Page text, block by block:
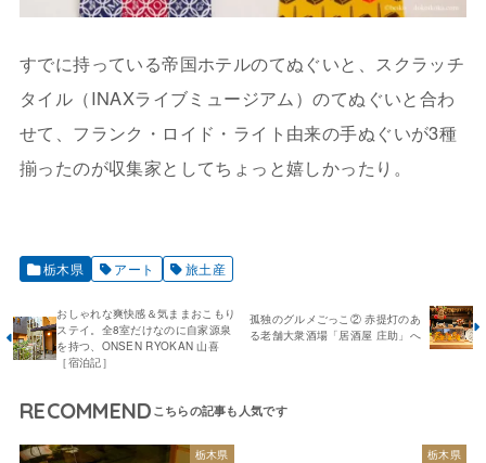
すでに持っている帝国ホテルのてぬぐいと、スクラッチ
タイル（INAXライブミュージアム）のてぬぐいと合わ
せて、フランク・ロイド・ライト由来の手ぬぐいが3種
揃ったのが収集家としてちょっと嬉しかったり。
栃木県 アート 旅土産
おしゃれな爽快感＆気ままおこもり
ステイ。全8室だけなのに自家源泉
を持つ、ONSEN RYOKAN 山喜
［宿泊記］
孤独のグルメごっこ② 赤提灯のあ
る老舗大衆酒場「居酒屋 庄助」へ
RECOMMEND
栃木県 栃木県